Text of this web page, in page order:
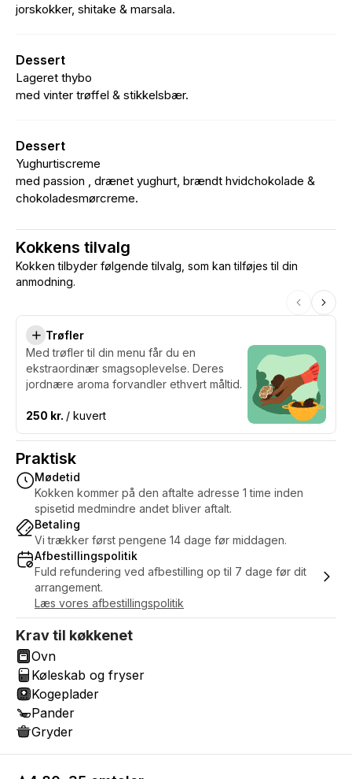
jorskokker, shitake & marsala.
Dessert
Lageret thybo
med vinter trøffel & stikkelsbær.
Dessert
Yughurtiscreme
med passion , drænet yughurt, brændt hvidchokolade &
chokoladesmørcreme.
Kokkens tilvalg
Kokken tilbyder følgende tilvalg, som kan tilføjes til din
anmodning.
Trøfler
Med trøfler til din menu får du en
ekstraordinær smagsoplevelse. Deres
jordnære aroma forvandler ethvert måltid.
250 kr. / kuvert
Praktisk
Mødetid
Kokken kommer på den aftalte adresse 1 time inden
spisetid medmindre andet bliver aftalt.
Betaling
Vi trækker først pengene 14 dage før middagen.
Afbestillingspolitik
Fuld refundering ved afbestilling op til 7 dage før dit
arrangement.
Læs vores afbestillingspolitik
Krav til køkkenet
Ovn
Køleskab og fryser
Kogeplader
Pander
Gryder